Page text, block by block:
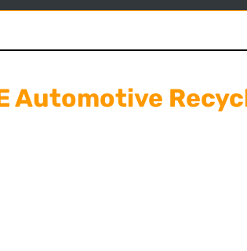
Automotive